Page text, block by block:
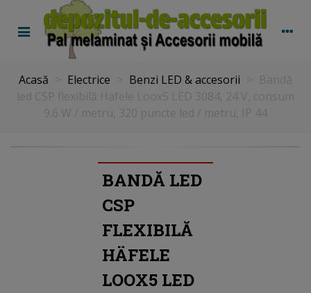
Acasă Electrice Benzi LED & accesorii
BANDĂ LED
CSP
FLEXIBILĂ
HÄFELE
LOOX5 LED